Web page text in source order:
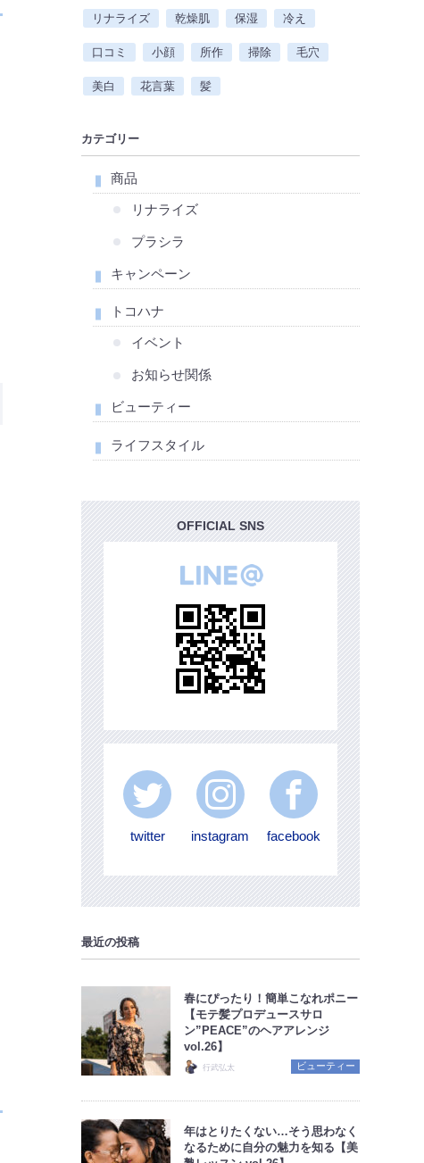
リナライズ 乾燥肌 保湿 冷え
口コミ 小顔 所作 掃除 毛穴
美白 花言葉 髪
カテゴリー
商品
リナライズ
プラシラ
キャンペーン
トコハナ
イベント
お知らせ関係
ビューティー
ライフスタイル
OFFICIAL SNS
twitter instagram facebook
最近の投稿
春にぴったり！簡単こなれポニー
【モテ髪プロデュースサロ
ン”PEACE”のヘアアレンジ
vol.26】
行武弘太 ビューティー
年はとりたくない…そう思わなく
なるために自分の魅力を知る【美